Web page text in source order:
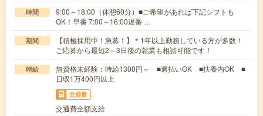
時間
9:00～18:00（休憩60分）■ご希望があれば下記シフトも
OK！早番 7:00～16:00遅番 …
期間
【積極採用中！急募！】＊1年以上勤務している方が多数！
ご応募から最短2～3日後の就業も相談可能です！
時給
無資格未経験：時給1300円～ ■週払いOK ■扶養内OK ■
日収1万400円以上
交通費
交通費全額支給